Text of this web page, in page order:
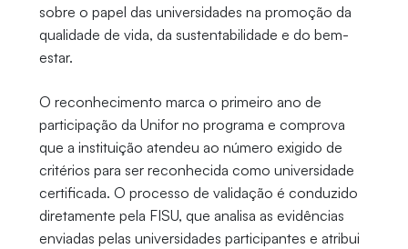
sobre o papel das universidades na promoção da
qualidade de vida, da sustentabilidade e do bem-
estar.
O reconhecimento marca o primeiro ano de
participação da Unifor no programa e comprova
que a instituição atendeu ao número exigido de
critérios para ser reconhecida como universidade
certificada. O processo de validação é conduzido
diretamente pela FISU, que analisa as evidências
enviadas pelas universidades participantes e atribui